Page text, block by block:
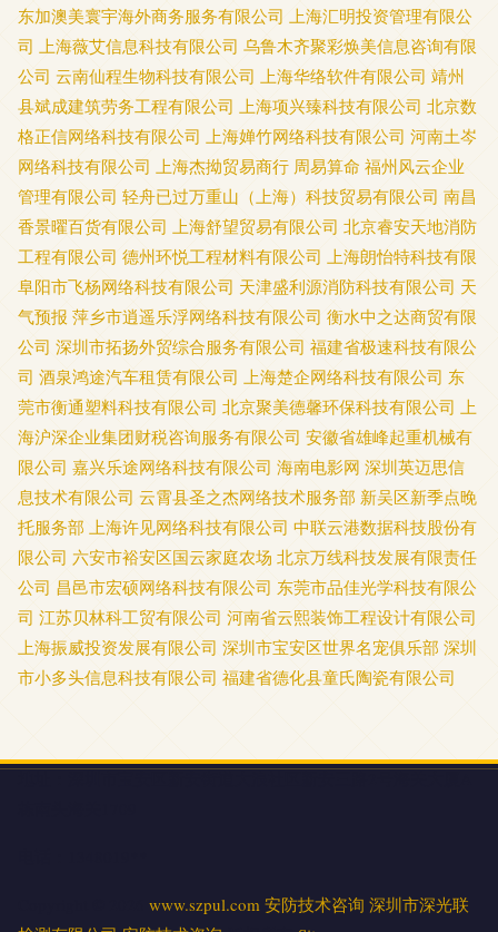
东加澳美寰宇海外商务服务有限公司 上海汇明投资管理有限公
司 上海薇艾信息科技有限公司 乌鲁木齐聚彩焕美信息咨询有限
公司 云南仙程生物科技有限公司 上海华络软件有限公司 靖州
县斌成建筑劳务工程有限公司 上海项兴臻科技有限公司 北京数
格正信网络科技有限公司 上海婵竹网络科技有限公司 河南土岑
网络科技有限公司 上海杰拗贸易商行 周易算命 福州风云企业
管理有限公司 轻舟已过万重山（上海）科技贸易有限公司 南昌
香景曜百货有限公司 上海舒望贸易有限公司 北京睿安天地消防
工程有限公司 德州环悦工程材料有限公司 上海朗怡特科技有限
阜阳市飞杨网络科技有限公司 天津盛利源消防科技有限公司 天
气预报 萍乡市逍遥乐浮网络科技有限公司 衡水中之达商贸有限
公司 深圳市拓扬外贸综合服务有限公司 福建省极速科技有限公
司 酒泉鸿途汽车租赁有限公司 上海楚企网络科技有限公司 东
莞市衡通塑料科技有限公司 北京聚美德馨环保科技有限公司 上
海沪深企业集团财税咨询服务有限公司 安徽省雄峰起重机械有
限公司 嘉兴乐途网络科技有限公司 海南电影网 深圳英迈思信
息技术有限公司 云霄县圣之杰网络技术服务部 新吴区新季点晚
托服务部 上海许见网络科技有限公司 中联云港数据科技股份有
限公司 六安市裕安区国云家庭农场 北京万线科技发展有限责任
公司 昌邑市宏硕网络科技有限公司 东莞市品佳光学科技有限公
司 江苏贝林科工贸有限公司 河南省云熙装饰工程设计有限公司
上海振威投资发展有限公司 深圳市宝安区世界名宠俱乐部 深圳
市小多头信息科技有限公司 福建省德化县童氏陶瓷有限公司
www.szpul.com 安防技术咨询 深圳市深光联